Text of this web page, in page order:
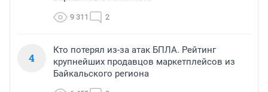
9 311 2
4
Кто потерял из-за атак БПЛА. Рейтинг
крупнейших продавцов маркетплейсов из
Байкальского региона